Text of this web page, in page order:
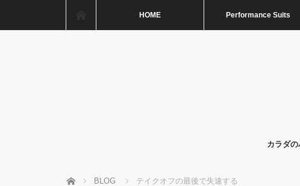
HOME Performance Suits
カラダ
ホーム BLOG テイクオフの最後で失速する